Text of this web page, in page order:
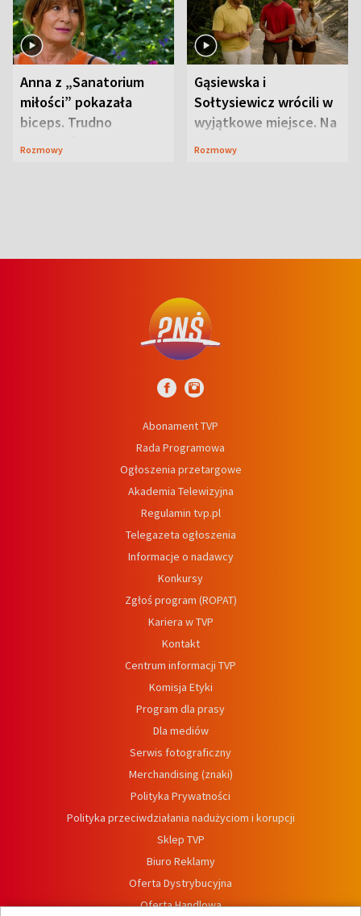
Anna z „Sanatorium
miłości” pokazała
biceps. Trudno
uwierzyć, co przeszła
Rozmowy
Gąsiewska i
Sołtysiewicz wrócili w
wyjątkowe miejsce. Na
szlaku czekał
Rozmowy
Abonament TVP
Rada Programowa
Ogłoszenia przetargowe
Akademia Telewizyjna
Regulamin tvp.pl
Telegazeta ogłoszenia
Informacje o nadawcy
Konkursy
Zgłoś program (ROPAT)
Kariera w TVP
Kontakt
Centrum informacji TVP
Komisja Etyki
Program dla prasy
Dla mediów
Serwis fotograficzny
Merchandising (znaki)
Polityka Prywatności
Polityka przeciwdziałania nadużyciom i korupcji
Sklep TVP
Biuro Reklamy
Oferta Dystrybucyjna
Oferta Handlowa